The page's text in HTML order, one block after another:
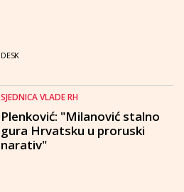
DESK
SJEDNICA VLADE RH
Plenković: "Milanović stalno
gura Hrvatsku u proruski
narativ"